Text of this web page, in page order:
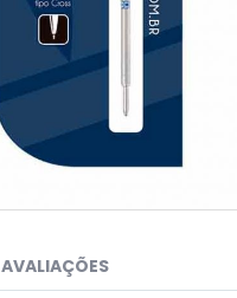
AVALIAÇÕES